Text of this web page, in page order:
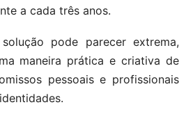
a cada três anos.
pode parecer extrema,
maneira prática e criativa de
pessoais e profissionais